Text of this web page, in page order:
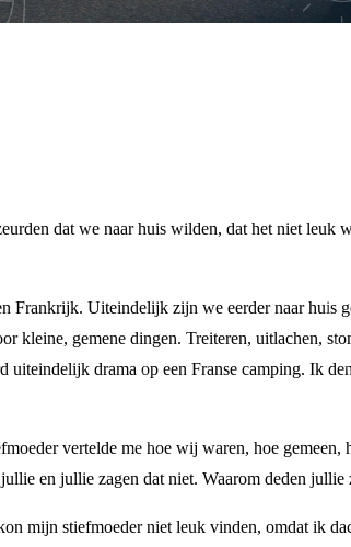
dat we naar huis wilden, dat het niet leuk
Frankrijk. Uiteindelijk zijn we eerder naar huis
kleine, gemene dingen. Treiteren, uitlachen,
uiteindelijk drama op een Franse camping. Ik
vertelde me hoe wij waren, hoe gemeen,
en jullie zagen dat niet. Waarom deden jullie
mijn stiefmoeder niet leuk vinden, omdat ik